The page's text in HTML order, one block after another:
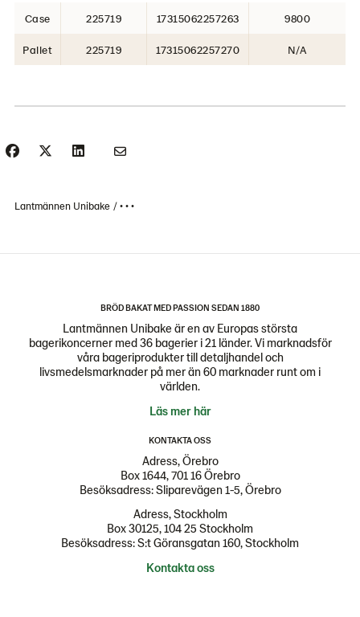
Case 225719 17315062257263 9800
Pallet 225719 17315062257270 N/A
Lantmännen Unibake • • •
BRÖD BAKAT MED PASSION SEDAN 1880
Lantmännen Unibake är en av Europas största
bagerikoncerner med 36 bagerier i 21 länder. Vi marknadsför
våra bageriprodukter till detaljhandel och
livsmedelsmarknader på mer än 60 marknader runt om i
världen.
Läs mer här
KONTAKTA OSS
Adress, Örebro
Box 1644, 701 16 Örebro
Besöksadress: Sliparevägen 1-5, Örebro
Adress, Stockholm
Box 30125, 104 25 Stockholm
Besöksadress: S:t Göransgatan 160, Stockholm
Kontakta oss